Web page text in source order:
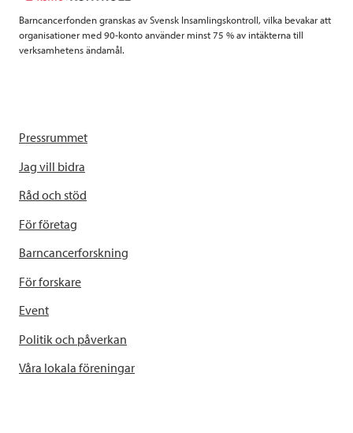
Barncancerfonden granskas av Svensk Insamlingskontroll, vilka bevakar att
organisationer med 90-konto använder minst 75 % av intäkterna till
verksamhetens ändamål.
Pressrummet
Jag vill bidra
Råd och stöd
För företag
Barncancerforskning
För forskare
Event
Politik och påverkan
Våra lokala föreningar